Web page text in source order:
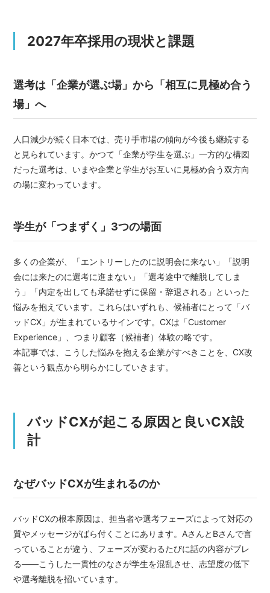
2027年卒採用の現状と課題
選考は「企業が選ぶ場」から「相互に見極め合う
場」へ
人口減少が続く日本では、売り手市場の傾向が今後も継続する
と見られています。かつて「企業が学生を選ぶ」一方的な構図
だった選考は、いまや企業と学生がお互いに見極め合う双方向
の場に変わっています。
学生が「つまずく」3つの場面
多くの企業が、「エントリーしたのに説明会に来ない」「説明
会には来たのに選考に進まない」「選考途中で離脱してしま
う」「内定を出しても承諾せずに保留・辞退される」といった
悩みを抱えています。これらはいずれも、候補者にとって「バ
ッドCX」が生まれているサインです。CXは「Customer
Experience」、つまり顧客（候補者）体験の略です。
本記事では、こうした悩みを抱える企業がすべきことを、CX改
善という観点から明らかにしていきます。
バッドCXが起こる原因と良いCX設
計
なぜバッドCXが生まれるのか
バッドCXの根本原因は、担当者や選考フェーズによって対応の
質やメッセージがばら付くことにあります。AさんとBさんで言
っていることが違う、フェーズが変わるたびに話の内容がブレ
る——こうした一貫性のなさが学生を混乱させ、志望度の低下
や選考離脱を招いています。